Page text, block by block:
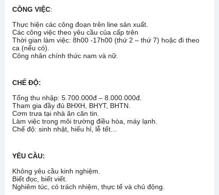
CÔNG VIỆC:
Thực hiện các công đoạn trên line sản xuất.
Các công việc theo yêu cầu của cấp trên
Thời gian làm việc: 8h00 -17h00 (thứ 2 – thứ 7) hoặc đi theo
ca (nếu có).
Công nhân chính thức nam và nữ.
CHẾ ĐỘ:
Tổng thu nhập: 5.700.000đ – 8.000.000đ.
Tham gia đầy đủ BHXH, BHYT, BHTN.
Cơm trưa tại nhà ăn căn tin.
Làm việc trong môi trường điều hòa, máy lạnh.
Chế độ: sinh nhật, hiếu hỉ, lễ tết…
YÊU CẦU:
Không yêu cầu kinh nghiệm.
Biết đọc, biết viết.
Nghiêm túc, có trách nhiệm, thực tế và chủ động.